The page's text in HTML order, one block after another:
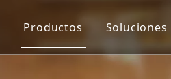
Productos
Equipo de protección y
Soluciones